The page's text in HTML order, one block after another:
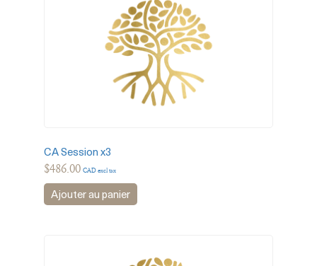
CA Session x3
$486.00 CAD excl tax
Ajouter au panier